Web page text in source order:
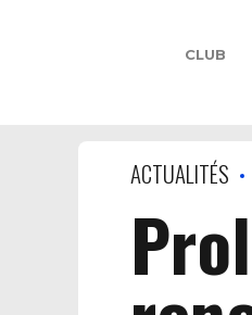
CLUB
ACTUALITÉS